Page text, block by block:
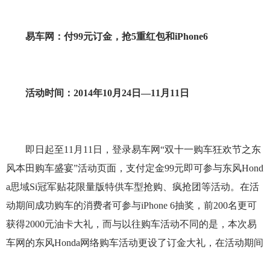
易车网：付99元订金，抢5重红包和iPhone6
活动时间：2014年10月24日—11月11日
即日起至11月11日，登录易车网“双十一购车狂欢节之东
风本田购车盛宴”活动页面，支付定金99元即可参与东风Hond
a思域Si冠军贴花限量版特供车型抢购、疯抢团等活动。在活
动期间成功购车的消费者可参与iPhone 6抽奖，前200名更可
获得2000元油卡大礼，而与以往购车活动不同的是，本次易
车网的东风Honda网络购车活动更设了订金大礼，在活动期间